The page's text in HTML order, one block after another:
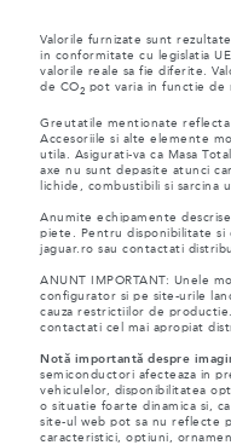
Valorile furnizate sunt
in conformitate cu legislatia
valorile reale sa fie diferite.
de CO2 pot varia in functie de
Greutatile mentionate reflecta
Accesoriile si alte elemente
utila. Asigurati-va ca Masa
axe nu sunt depasite atunci
lichide, combustibili si sarcina
Anumite echipamente
piete. Pentru disponibilitate si
jaguar.ro sau contactati
ANUNT IMPORTANT: Unele
configurator si pe site-urile
cauza restrictiilor de
contactati cel mai apropiat
Notă importantă despre
semiconductori afecteaza in
vehiculelor, disponibilitatea
o situatie foarte dinamica si,
site-ul web pot sa nu reflecte
caracteristici, optiuni,